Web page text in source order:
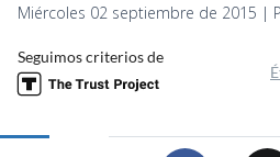
Miércoles 02 septiembre de 2015 |
Seguimos criterios de